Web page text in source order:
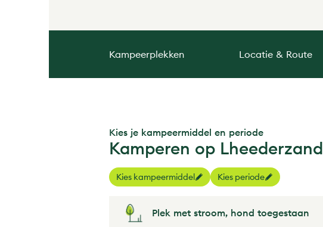
Kampeerplekken Locatie & Route
Kies je kampeermiddel en periode
Kamperen op Lheederzand
Kies kampeermiddel Kies periode
Plek met stroom, hond toegestaan